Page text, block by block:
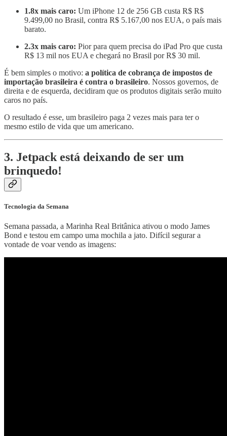
1.8x mais caro: Um iPhone 12 de 256 GB custa R$ R$
9.499,00 no Brasil, contra R$ 5.167,00 nos EUA, o país mais
barato.
2.3x mais caro: Pior para quem precisa do iPad Pro que custa
R$ 13 mil nos EUA e chegará no Brasil por R$ 30 mil.
É bem simples o motivo: a política de cobrança de impostos de
importação brasileira é contra o brasileiro. Nossos governos, de
direita e de esquerda, decidiram que os produtos digitais serão muito
caros no país.
O resultado é esse, um brasileiro paga 2 vezes mais para ter o
mesmo estilo de vida que um americano.
3. Jetpack está deixando de ser um
brinquedo!
Tecnologia da Semana
Semana passada, a Marinha Real Britânica ativou o modo James
Bond e testou em campo uma mochila a jato. Difícil segurar a
vontade de voar vendo as imagens: